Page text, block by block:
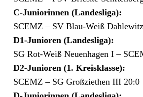
C-Juniorinnen (Landesliga):
SCEMZ – SV Blau-Weiß
D1-Junioren (Landesliga):
SG Rot-Weiß Neuenhagen I –
D2-Junioren (1. Kreisklasse):
SCEMZ – SG Großziethen III 20:0